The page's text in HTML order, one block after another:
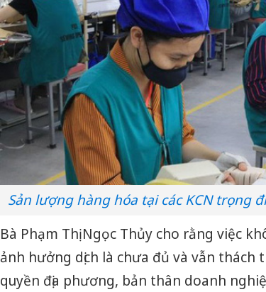
Sản lượng hàng hóa tại các KCN trọng
Bà Phạm Thị Ngọc Thủy cho rằng việc
ảnh hưởng dịch là chưa đủ và vẫn
quyền địa phương, bản thân doanh